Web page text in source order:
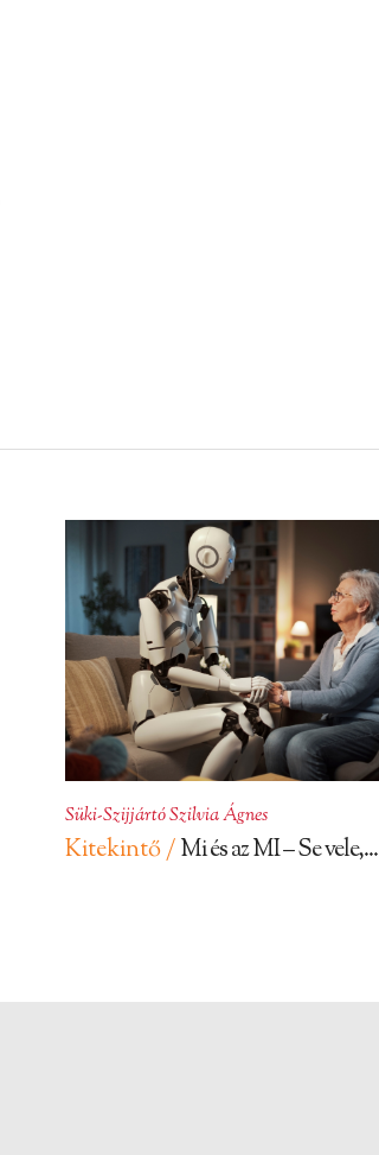
Süki-Szijjártó Szilvia Ágnes
Kitekintő /Mi és az MI – Se vele,...